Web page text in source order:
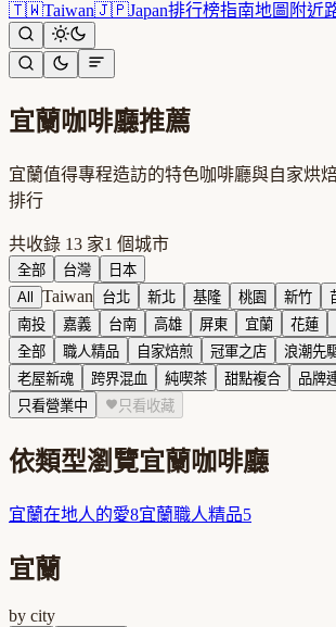
🇹🇼Taiwan🇯🇵Japan排行榜指南地圖 附近
宜蘭咖啡廳推薦
宜蘭值得專程造訪的特色咖啡廳與自家烘
排行
共收錄 13 家1 個城市
全部 台灣
日本
All
Taiwan 台北 新北 基隆 桃園 新竹
南投
嘉義 台南 高雄 屏東 宜蘭 花蓮
全部
職人精品 自家焙煎 冠軍之店 浪潮先
老屋新魂
跨界混血 純喫茶 甜點複合
品牌
只看營業中
只看收藏
依類型瀏覽宜蘭咖啡廳
宜蘭在地人的愛8宜蘭職人精品5
宜蘭
by city